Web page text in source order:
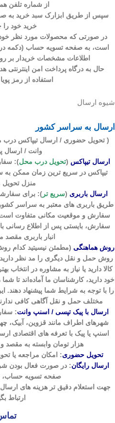
از شماره تلفن
سپس از طریق ابزارک سبد خرید به
خرید خود را
در صورتی که محصولات مورد نظر
است، به صفحه تسویه حساب (دکمه
اطلاعات مشخصات خریدار بر
حال به درگاه پرداخت امن اینترنتی
استفاده از رمز
شیوه ارسال
ارسال به سراسر کشور
( تحویل حضوری / ارسال تیپاکس درب
وانت / ارسال
ارسال تیپاکس (تحویل درب محل)
:
تیپاکس در سریع ترین زمان ممکن
منزل تحویل
ارسال باربری (سریع تر ): برای
طریق باربری های معتبر به سراسر
سفارش و موقعیت مکانی متفاوت
سفارش، بایستی پس از اطلاع رسانی
انبار باربری مقصد
روش هماهنگی (مطمئن نیسیتید کدام
روش حمل و نقل دیگری را مد نظر
کالا دارید یا نیاز به مشاوره در
خود دارید، کارشناسان ما آماده‌اند تا
را با توجه به شرایط شما پیشنهاد
مختلف حمل و نقل آگاهی کافی
ارسال با پیک تپسی / اسنپ وانت:
شهرهای اطراف مانند قزوین، آبیک،
هزار تومان وابسته به مقصد
تحویل حضوری: امکان مراجعه یا
ارسال رایگان: در صورت فعال بودن
صفحه تسویه حساب،
جهت استعلام دقیق تر هزینه های ارسال
ارتباط